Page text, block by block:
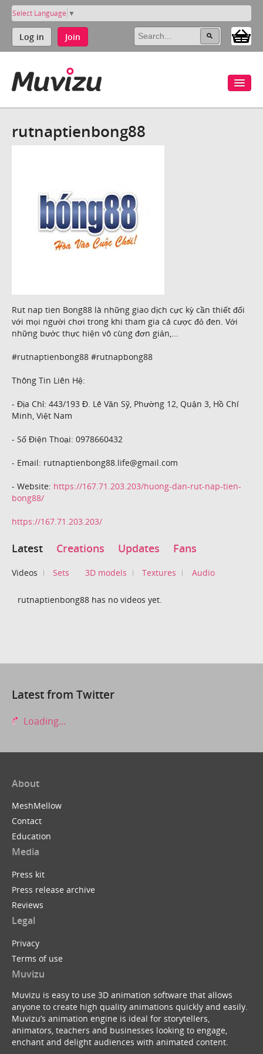
Select Language ▼
Log in Join
rutnaptienbong88
Rut nap tien Bong88 là những giao dịch cực kỳ cần thiết đối
với mọi người chơi trong khi tham gia cá cược đỏ đen. Với
những bước thực hiện vô cùng đơn giản,...
#rutnaptienbong88 #rutnapbong88
Thông Tin Liên Hệ:
- Địa Chỉ: 443/193 Đ. Lê Văn Sỹ, Phường 12, Quận 3, Hồ Chí
Minh, Việt Nam
- Số Điện Thoại: 0978660432
- Email: rutnaptienbong88.life@gmail.com
- Website: https://167.71.203.203/huong-dan-rut-nap-tien-
bong88/
https://167.71.203.203/
Latest Creations Updates Fans
Videos Sets 3D models Textures Audio
rutnaptienbong88 has no videos yet.
Latest from Twitter
Loading...
About
MeshMellow
Contact
Education
Media
Press kit
Press release archive
Reviews
Legal
Privacy
Terms of use
Muvizu
Muvizu is easy to use 3D animation software that allows
anyone to create high quality animations quickly and easily.
Muvizu’s animation engine is ideal for storytellers,
animators, teachers and businesses looking to engage,
enchant and delight audiences with animated content.